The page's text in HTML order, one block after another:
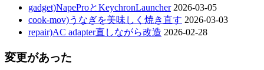
gadget)NapeProとKeychronLauncher 2026-03-05
cook-mov)うなぎを美味しく焼き直す 2026-03-03
repair)AC adapter直しながら改造 2026-02-28
変更があった